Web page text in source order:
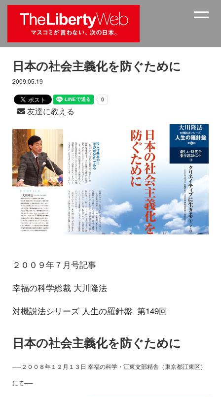
日本の社会主義化を防ぐために
2009.05.19
友達に教える
２００９年７月号記事
幸福の科学総裁 大川隆法
対機説法シリーズ 人生の羅針盤 第149回
日本の社会主義化を防ぐために
──２００８年１２月１３日 幸福の科学・江東支部精舎（東京都江東区）
にて──